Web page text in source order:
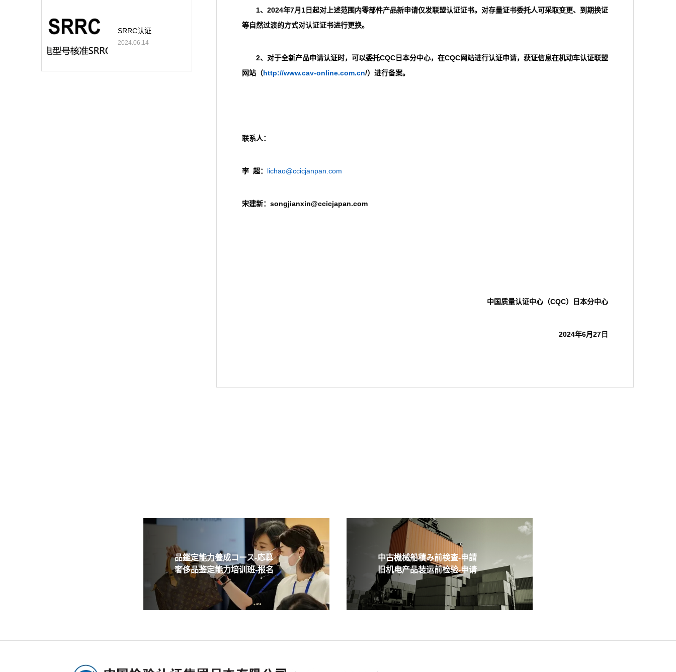
1、2024年7月1日起对上述范围内零部件产品新申请仅发联盟认证证书。对存量证书委托人可采取变更、到期换证
等自然过渡的方式对认证证书进行更换。
2、对于全新产品申请认证时，可以委托CQC 日本分中心，在CQC网站进行认证申请，获证信息在机动车认证联盟
网站（http://www.cav-online.com.cn/）进行备案。
联系人：
李 超： lichao@ccicjanpan.com
宋建新： songjianxin@ccicjapan.com
中国质量认证中心（CQC）日本分中心
2024年6月27 日
SRRC认证
2024.06.14
品鑑定能力養成コース-応募
奢侈品鉴定能力培训班-报名
中古機械船積み前検査-申請
旧机电产品装运前检验-申请